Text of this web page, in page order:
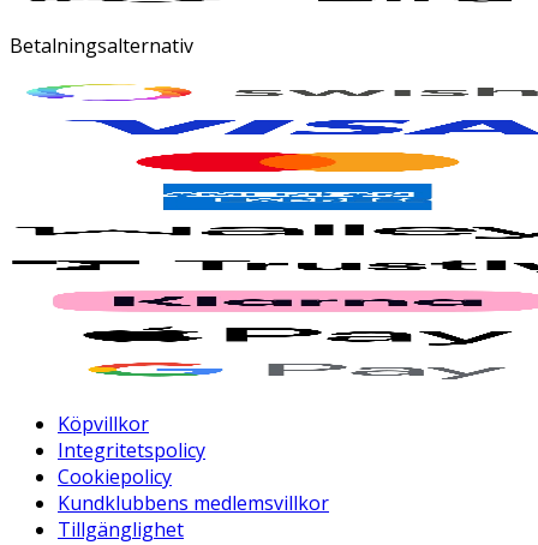
Betalningsalternativ
Köpvillkor
Integritetspolicy
Cookiepolicy
Kundklubbens medlemsvillkor
Tillgänglighet